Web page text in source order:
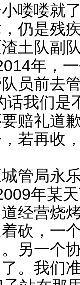
喽喽就
仍是残
土队副
年，
员前去
话我们是
赔礼道
若再收
管局永
年某
经营烧
砍，一
另一个
。我们